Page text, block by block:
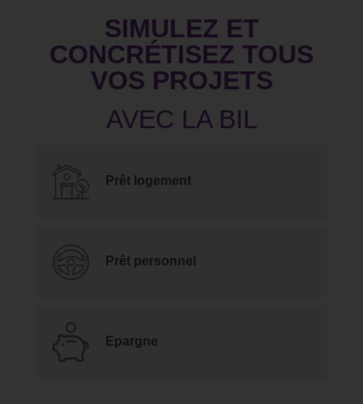
SIMULEZ ET
CONCRÉTISEZ TOUS
VOS PROJETS
Prêt logement
Prêt personnel
Epargne